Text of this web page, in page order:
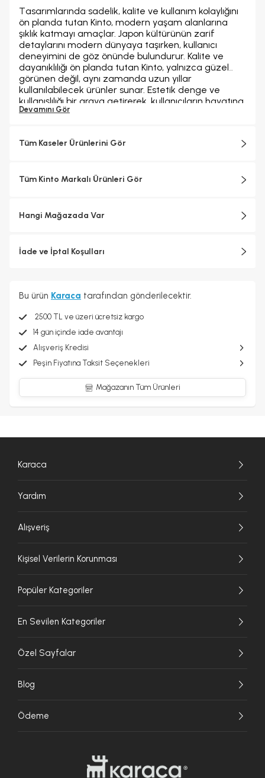
Tasarımlarında sadelik, kalite ve kullanım kolaylığını
ön planda tutan Kinto, modern yaşam alanlarına
şıklık katmayı amaçlar. Japon kültürünün zarif
detaylarını modern dünyaya taşırken, kullanıcı
deneyimini de göz önünde bulundurur. Kalite ve
dayanıklılığı ön planda tutan Kinto, yalnızca güzel
görünen değil, aynı zamanda uzun yıllar
kullanılabilecek ürünler sunar. Estetik denge ve
kullanışlılığı bir araya getirerek, kullanıcıların hayatına
ilham veren ve huzur katan tasarımlar yaratır. Her
Kinto, anın güzelliğini yakalamayı ve her günü daha
Devamını Gör
Tüm Kaseler Ürünlerini Gör
Tüm Kinto Markalı Ürünleri Gör
Hangi Mağazada Var
İade ve İptal Koşulları
Bu ürün Karaca tarafından gönderilecektir.
2500 TL ve üzeri ücretsiz kargo
14 gün içinde iade avantajı
Alışveriş Kredisi
Peşin Fiyatına Taksit Seçenekleri
Mağazanın Tüm Ürünleri
Karaca
Yardım
Alışveriş
Kişisel Verilerin Korunması
Popüler Kategoriler
En Sevilen Kategoriler
Özel Sayfalar
Blog
Ödeme